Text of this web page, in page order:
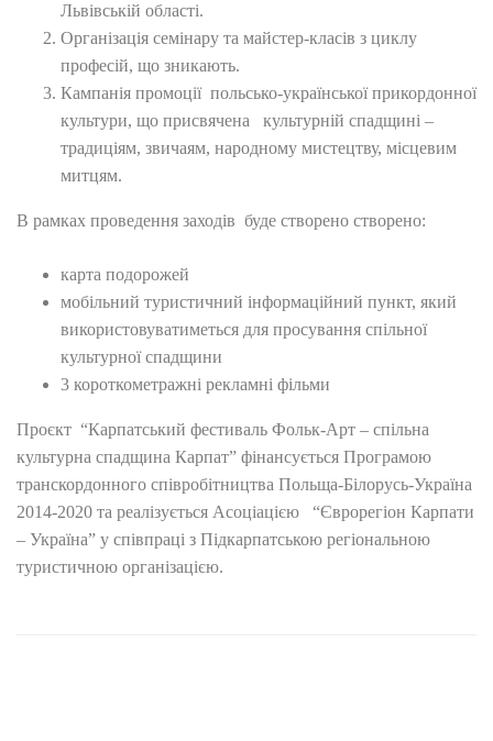
Львівській області.
Організація семінару та майстер-класів з циклу
професій, що зникають.
Кампанія промоції польсько-української прикордонної
культури, що присвячена культурній спадщині –
традиціям, звичаям, народному мистецтву, місцевим
митцям.
В рамках проведення заходів буде створено створено:
карта подорожей
мобільний туристичний інформаційний пункт, який
використовуватиметься для просування спільної
культурної спадщини
3 короткометражні рекламні фільми
Проєкт “Карпатський фестиваль Фольк-Арт – спільна
культурна спадщина Карпат” фінансується Програмою
транскордонного співробітництва Польща-Білорусь-Україна
2014-2020 та реалізується Асоціацією “Єврорегіон Карпати
– Україна” у співпраці з Підкарпатською регіональною
туристичною організацією.